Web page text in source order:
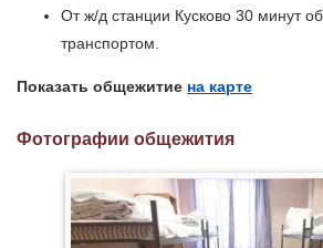
От ж/д станции Кусково 30 минут
транспортом.
Показать общежитие на карте
Фотографии общежития